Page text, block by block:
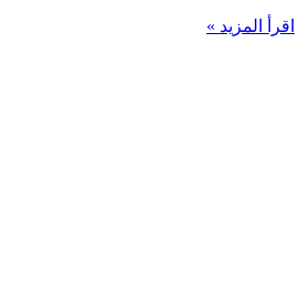
اقرأ المزيد »